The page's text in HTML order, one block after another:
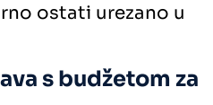
ostati urezano u
s budžetom za